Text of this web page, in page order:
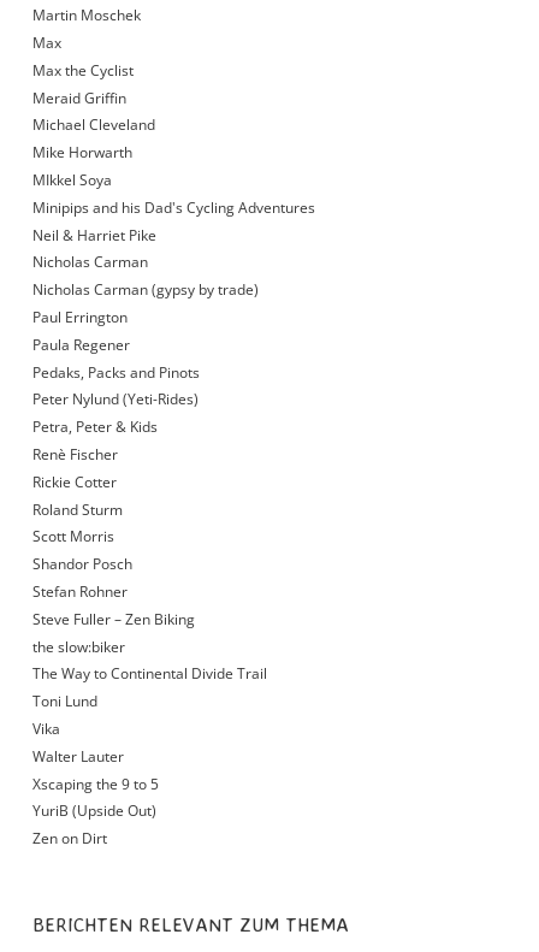
Martin Moschek
Max
Max the Cyclist
Meraid Griffin
Michael Cleveland
Mike Horwarth
MIkkel Soya
Minipips and his Dad's Cycling Adventures
Neil & Harriet Pike
Nicholas Carman
Nicholas Carman (gypsy by trade)
Paul Errington
Paula Regener
Pedaks, Packs and Pinots
Peter Nylund (Yeti-Rides)
Petra, Peter & Kids
Renè Fischer
Rickie Cotter
Roland Sturm
Scott Morris
Shandor Posch
Stefan Rohner
Steve Fuller – Zen Biking
the slow:biker
The Way to Continental Divide Trail
Toni Lund
Vika
Walter Lauter
Xscaping the 9 to 5
YuriB (Upside Out)
Zen on Dirt
BERICHTEN RELEVANT ZUM THEMA